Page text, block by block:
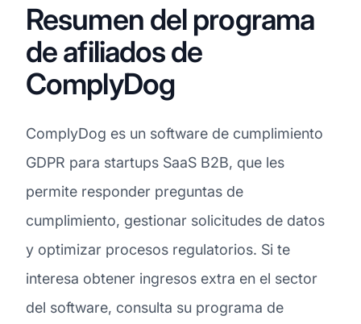
Resumen del programa
de afiliados de
ComplyDog
ComplyDog es un software de cumplimiento
GDPR para startups SaaS B2B, que les
permite responder preguntas de
cumplimiento, gestionar solicitudes de datos
y optimizar procesos regulatorios. Si te
interesa obtener ingresos extra en el sector
del software, consulta su programa de